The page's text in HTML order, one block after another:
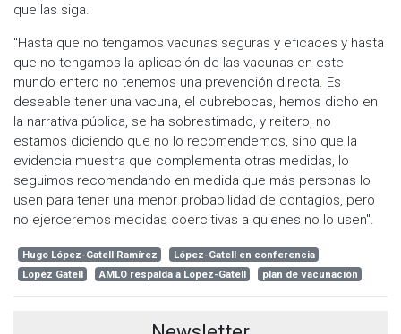
que las siga.
"Hasta que no tengamos vacunas seguras y eficaces y hasta
que no tengamos la aplicación de las vacunas en este
mundo entero no tenemos una prevención directa. Es
deseable tener una vacuna, el cubrebocas, hemos dicho en
la narrativa pública, se ha sobrestimado, y reitero, no
estamos diciendo que no lo recomendemos, sino que la
evidencia muestra que complementa otras medidas, lo
seguimos recomendando en medida que más personas lo
usen para tener una menor probabilidad de contagios, pero
no ejerceremos medidas coercitivas a quienes no lo usen".
Hugo López-Gatell Ramírez
López-Gatell en conferencia
Lopéz Gatell
AMLO respalda a López-Gatell plan de vacunación